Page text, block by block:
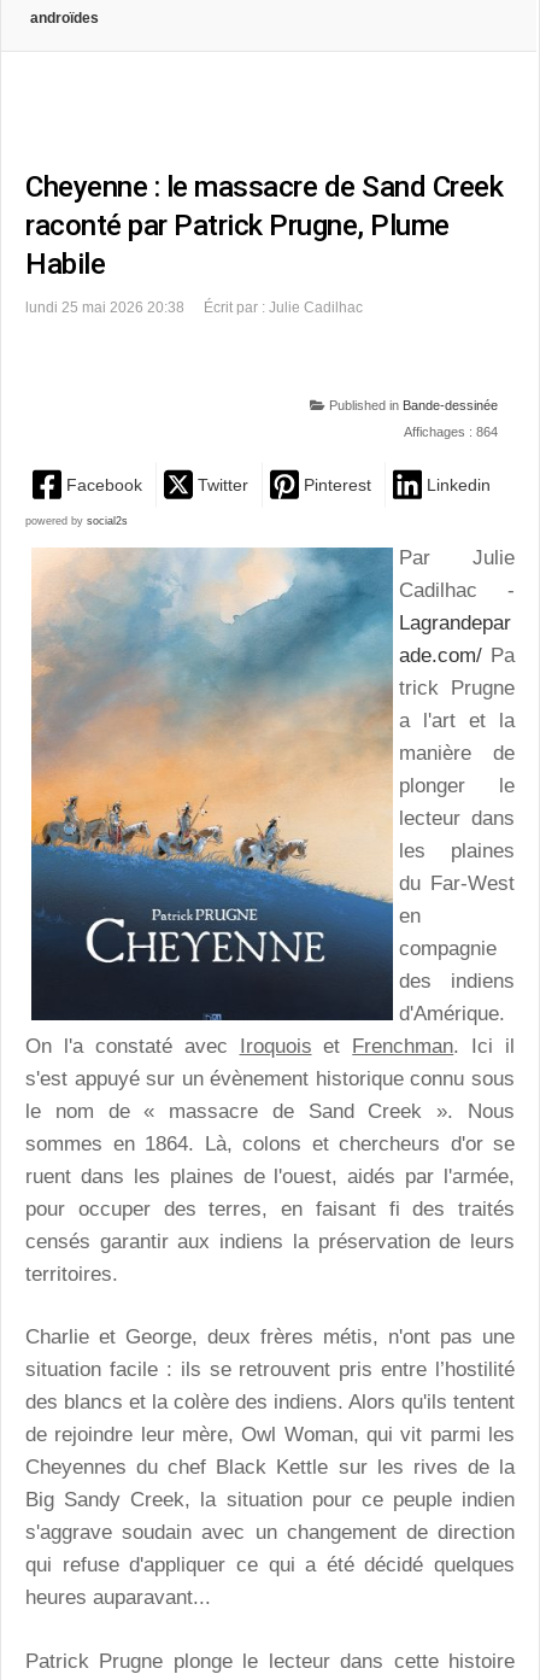
androïdes
Cheyenne : le massacre de Sand Creek
raconté par Patrick Prugne, Plume
Habile
lundi 25 mai 2026 20:38 Écrit par : Julie Cadilhac
Published in Bande-dessinée
Affichages : 864
Facebook Twitter Pinterest Linkedin
powered by social2s
Par Julie
Cadilhac -
Lagrandepar
ade.com/ Pa
trick Prugne
a l'art et la
manière de
plonger le
lecteur dans
les plaines
du Far-West
en
compagnie
des indiens
d'Amérique.
On l'a constaté avec Iroquois et Frenchman. Ici il
s'est appuyé sur un évènement historique connu sous
le nom de « massacre de Sand Creek ». Nous
sommes en 1864. Là, colons et chercheurs d'or se
ruent dans les plaines de l'ouest, aidés par l'armée,
pour occuper des terres, en faisant fi des traités
censés garantir aux indiens la préservation de leurs
territoires.
Charlie et George, deux frères métis, n'ont pas une
situation facile : ils se retrouvent pris entre l’hostilité
des blancs et la colère des indiens. Alors qu'ils tentent
de rejoindre leur mère, Owl Woman, qui vit parmi les
Cheyennes du chef Black Kettle sur les rives de la
Big Sandy Creek, la situation pour ce peuple indien
s'aggrave soudain avec un changement de direction
qui refuse d'appliquer ce qui a été décidé quelques
heures auparavant...
Patrick Prugne plonge le lecteur dans cette histoire